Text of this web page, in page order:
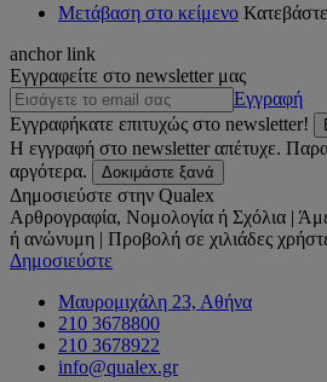
Μετάβαση στο κείμενο
anchor link
Εγγραφείτε στο newsletter μας
Εγγραφή
Εγγραφήκατε επιτυχώς στο newsletter!
Η εγγραφή στο newsletter απέτυχε.
αργότερα.
Δοκιμάστε ξανά
Δημοσιεύστε στην Qualex
Αρθρογραφία, Νομολογία ή Σχόλια |
ή ανώνυμη | Προβολή σε χιλιάδες
Δημοσιεύστε
Μαυρομιχάλη 23, Αθήνα
210 3678800
210 3678922
info@qualex.gr